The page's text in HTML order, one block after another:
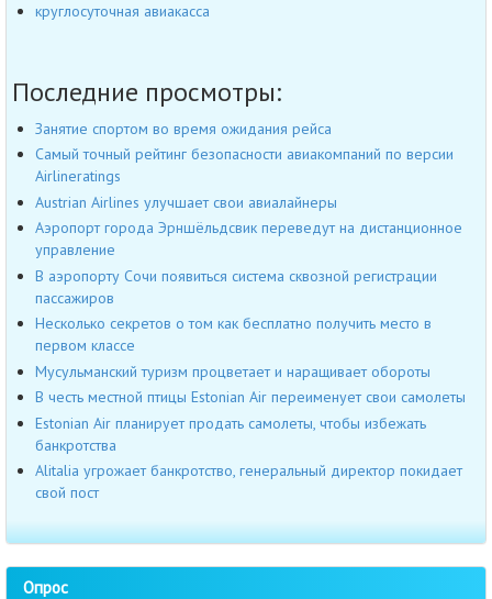
круглосуточная авиакасса
Последние просмотры:
Занятие спортом во время ожидания рейса
Самый точный рейтинг безопасности авиакомпаний по версии
Airlineratings
Austrian Airlines улучшает свои авиалайнеры
Аэропорт города Эрншёльдсвик переведут на дистанционное
управление
В аэропорту Сочи появиться система сквозной регистрации
пассажиров
Несколько секретов о том как бесплатно получить место в
первом классе
Мусульманский туризм процветает и наращивает обороты
В честь местной птицы Estonian Air переименует свои самолеты
Estonian Air планирует продать самолеты, чтобы избежать
банкротства
Alitalia угрожает банкротство, генеральный директор покидает
свой пост
Опрос